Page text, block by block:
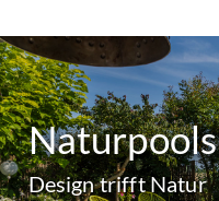
Naturpools
Design trifft Natur